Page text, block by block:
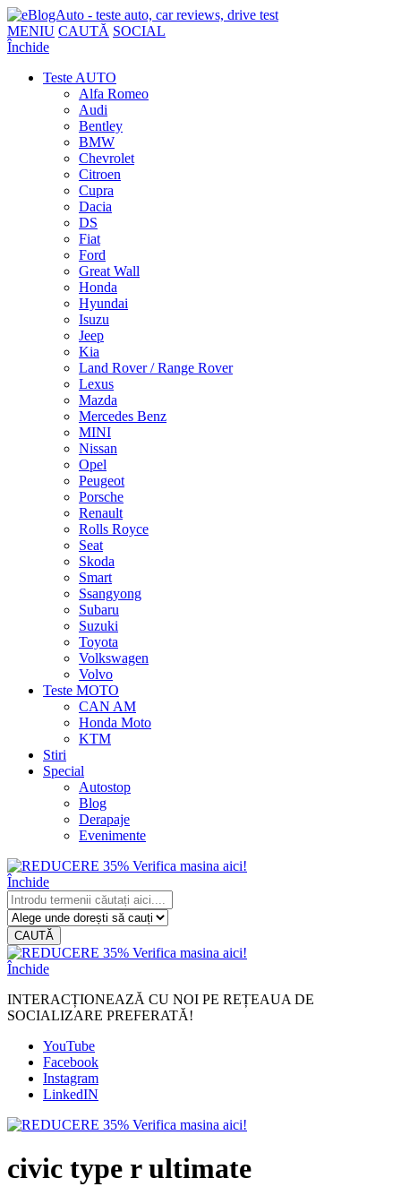
MENIU CAUTĂ SOCIAL
Închide
Teste AUTO
Alfa Romeo
Audi
Bentley
BMW
Chevrolet
Citroen
Cupra
Dacia
DS
Fiat
Ford
Great Wall
Honda
Hyundai
Isuzu
Jeep
Kia
Land Rover / Range Rover
Lexus
Mazda
Mercedes Benz
MINI
Nissan
Opel
Peugeot
Porsche
Renault
Rolls Royce
Seat
Skoda
Smart
Ssangyong
Subaru
Suzuki
Toyota
Volkswagen
Volvo
Teste MOTO
CAN AM
Honda Moto
KTM
Stiri
Special
Autostop
Blog
Derapaje
Evenimente
Închide
CAUTĂ
Închide
INTERACȚIONEAZĂ CU NOI PE REȚEAUA DE
SOCIALIZARE PREFERATĂ!
YouTube
Facebook
Instagram
LinkedIN
civic type r ultimate